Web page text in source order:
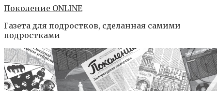
Поколение ONLINE
Газета для подростков, сделанная самими
подростками